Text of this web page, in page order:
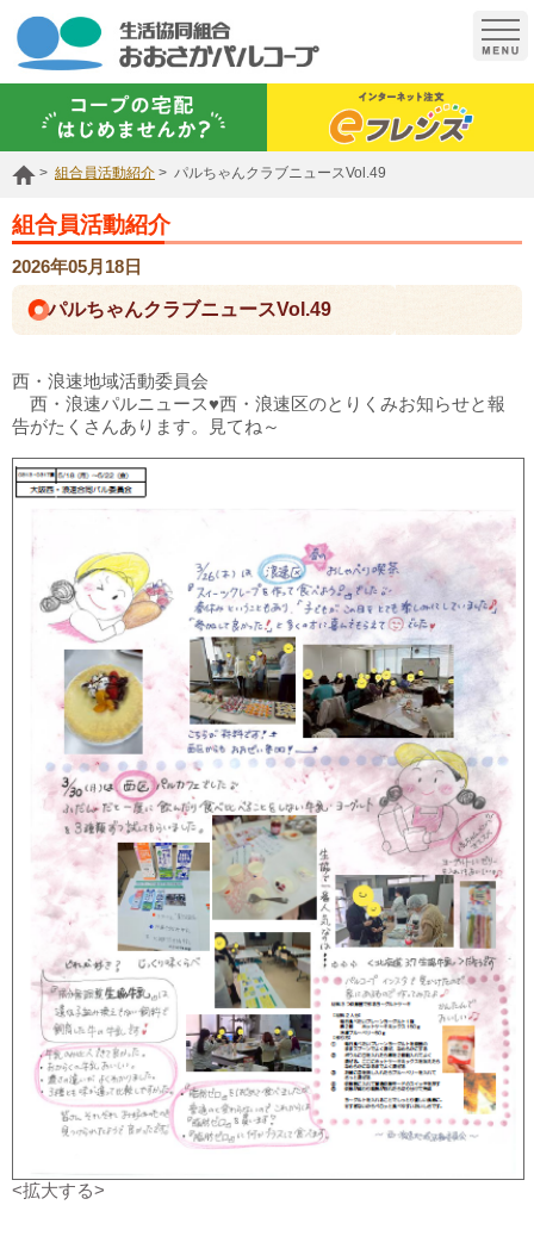
t
o
g
組合員活動紹介 パルちゃんクラブニュースVol.49
組合員活動紹介
2026年05月18日
パルちゃんクラブニュースVol.49
西・浪速地域活動委員会
西・浪速パルニュース♥西・浪速区のとりくみお知らせと報
告がたくさんあります。見てね～
<拡大する>